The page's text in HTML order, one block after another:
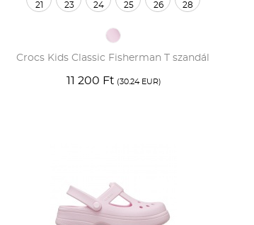
Crocs Kids Classic Fisherman T szandál
11 200 Ft (30.24 EUR)
21
23
24
25
26
28